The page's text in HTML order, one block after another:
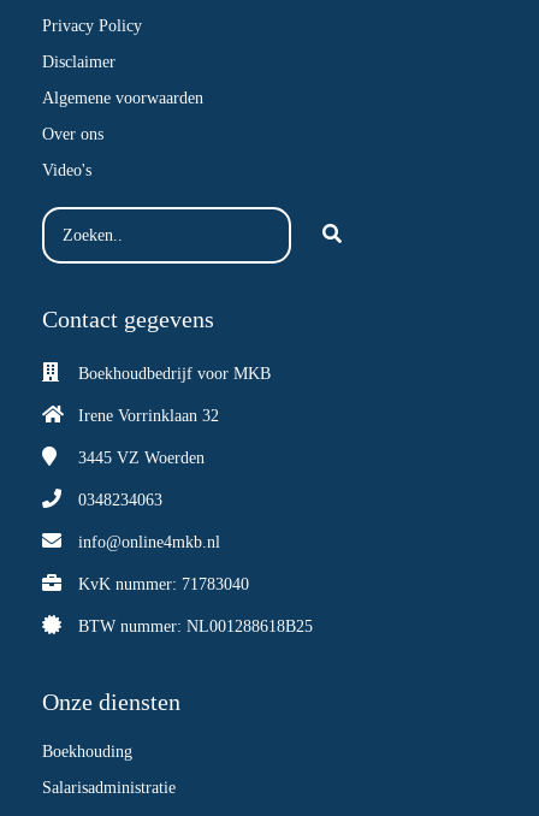
Privacy Policy
Disclaimer
Algemene voorwaarden
Over ons
Video's
Contact gegevens
Boekhoudbedrijf voor MKB
Irene Vorrinklaan 32
3445 VZ Woerden
0348234063
info@online4mkb.nl
KvK nummer: 71783040
BTW nummer: NL001288618B25
Onze diensten
Boekhouding
Salarisadministratie